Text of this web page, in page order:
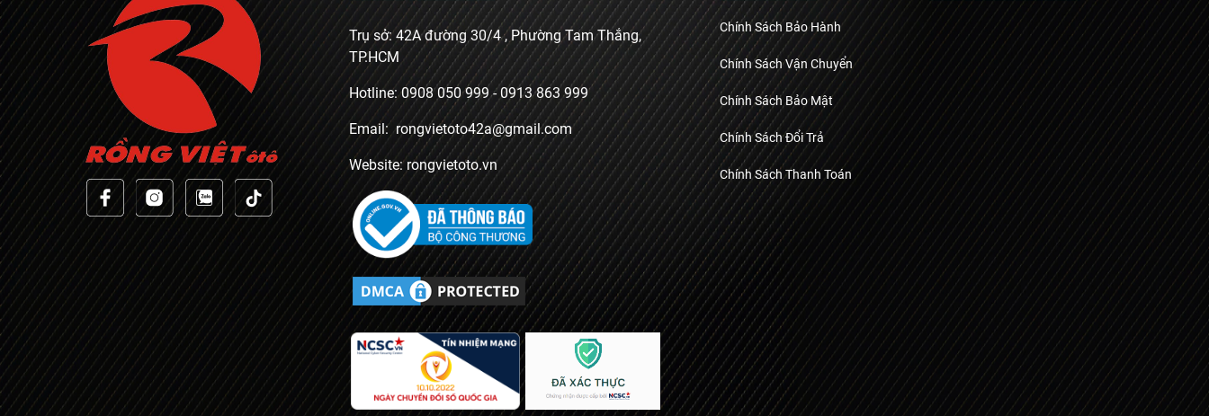
Trụ sở: 42A đường 30/4 , Phường Tam Thắng,
TP.HCM
Hotline: 0908 050 999 - 0913 863 999
Email: rongvietoto42a@gmail.com
Website: rongvietoto.vn
Chính Sách Bảo Hành
Chính Sách Vận Chuyển
Chính Sách Bảo Mật
Chính Sách Đổi Trả
Chính Sách Thanh Toán